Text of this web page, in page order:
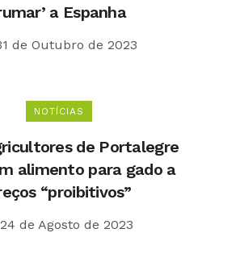
a Espanha
de Outubro de 2023
NOTÍCIAS
de Portalegre
alimento para gado a
“proibitivos”
24 de Agosto de 2023